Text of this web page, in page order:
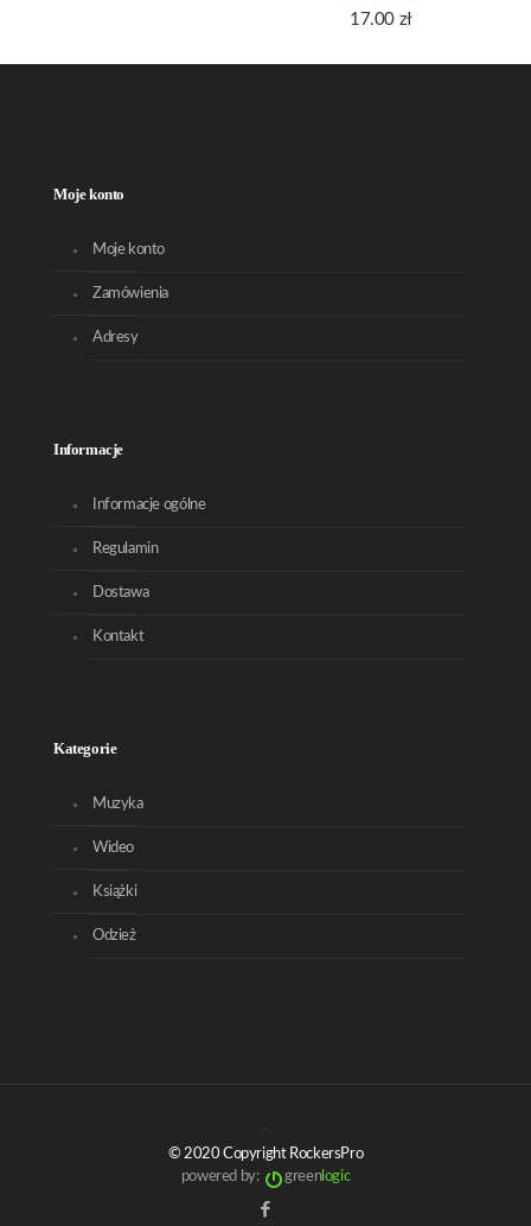
17.00 zł
Moje konto
Moje konto
Zamówienia
Adresy
Informacje
Informacje ogólne
Regulamin
Dostawa
Kontakt
Kategorie
Muzyka
Wideo
Książki
Odzież
© 2020 Copyright RockersPro
powered by:
greenlogic